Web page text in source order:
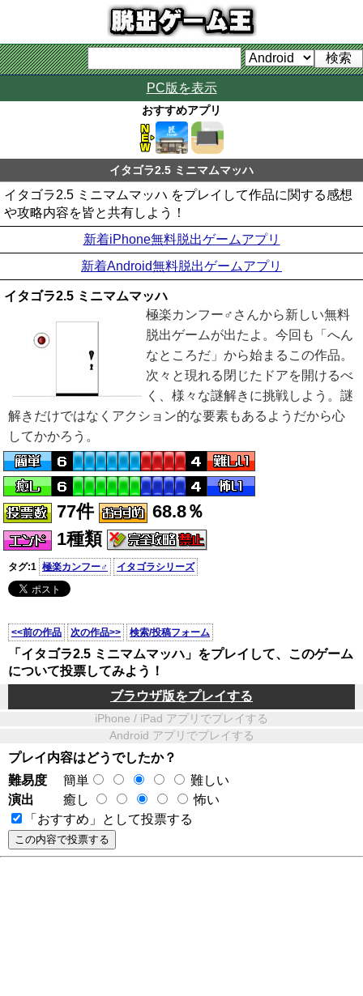
PC版を表示
おすすめアプリ
イタゴラ2.5 ミニマムマッハ
イタゴラ2.5 ミニマムマッハ をプレイして作品に関する感想
や攻略内容を皆と共有しよう！
新着iPhone無料脱出ゲームアプリ
新着Android無料脱出ゲームアプリ
イタゴラ2.5 ミニマムマッハ
極楽カンフー♂さんから新しい無料
脱出ゲームが出たよ。今回も「へん
なところだ」から始まるこの作品。
次々と現れる閉じたドアを開けるべ
く、様々な謎解きに挑戦しよう。謎
解きだけではなくアクション的な要素もあるようだから心
してかかろう。
77件
68.8％
1種類
タグ:1 極楽カンフー♂ イタゴラシリーズ
<<前の作品 次の作品>> 検索/投稿フォーム
「イタゴラ2.5 ミニマムマッハ」をプレイして、このゲーム
について投票してみよう！
ブラウザ版をプレイする
iPhone / iPad アプリでプレイする
Android アプリでプレイする
プレイ内容はどうでしたか？
難易度
簡単
難しい
演出
癒し
怖い
「おすすめ」として投票する